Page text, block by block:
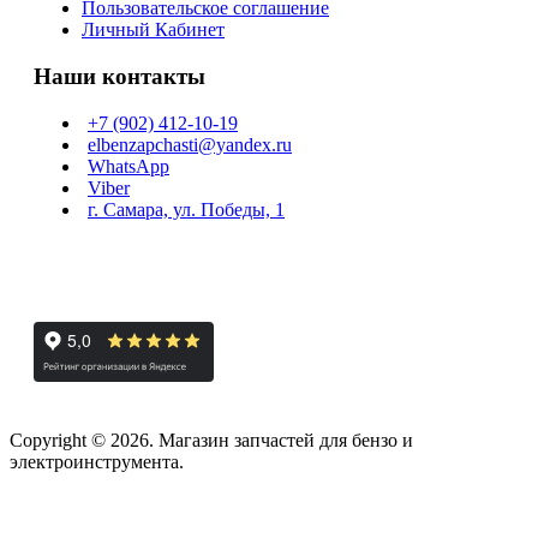
Пользовательское соглашение
Личный Кабинет
Наши контакты
+7 (902) 412-10-19
elbenzapchasti@yandex.ru
WhatsApp
Viber
г. Самара, ул. Победы, 1
Copyright © 2026. Магазин запчастей для бензо и
электроинструмента.